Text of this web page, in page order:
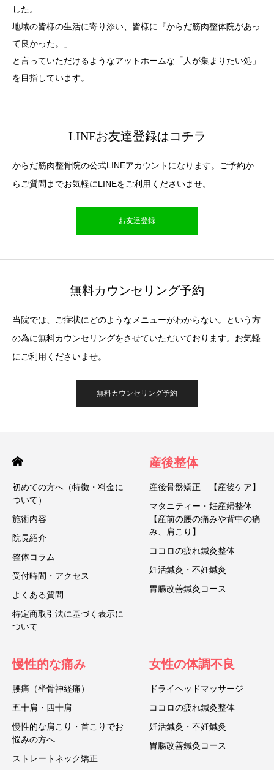
した。
地域の皆様の生活に寄り添い、皆様に『からだ筋肉整体院があっ
て良かった。」
と言っていただけるようなアットホームな「人が集まりたい処」
を目指しています。
LINEお友達登録はコチラ
からだ筋肉整骨院の公式LINEアカウントになります。ご予約か
らご質問までお気軽にLINEをご利用くださいませ。
お友達登録
無料カウンセリング予約
当院では、ご症状にどのようなメニューがわからない。という方
の為に無料カウンセリングをさせていただいております。お気軽
にご利用くださいませ。
無料カウンセリング予約
初めての方へ（特徴・料金に
ついて）
施術内容
院長紹介
整体コラム
受付時間・アクセス
よくある質問
特定商取引法に基づく表示に
ついて
産後整体
産後骨盤矯正 【産後ケア】
マタニティー・妊産婦整体
【産前の腰の痛みや背中の痛
み、肩こり】
ココロの疲れ鍼灸整体
妊活鍼灸・不妊鍼灸
胃腸改善鍼灸コース
慢性的な痛み
腰痛（坐骨神経痛）
五十肩・四十肩
慢性的な肩こり・首こりでお
悩みの方へ
ストレートネック矯正
女性の体調不良
ドライヘッドマッサージ
ココロの疲れ鍼灸整体
妊活鍼灸・不妊鍼灸
胃腸改善鍼灸コース